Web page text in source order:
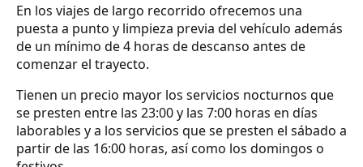
En los viajes de largo recorrido ofrecemos una
puesta a punto y limpieza previa del vehículo además
de un mínimo de 4 horas de descanso antes de
comenzar el trayecto.
Tienen un precio mayor los servicios nocturnos que
se presten entre las 23:00 y las 7:00 horas en días
laborables y a los servicios que se presten el sábado a
partir de las 16:00 horas, así como los domingos o